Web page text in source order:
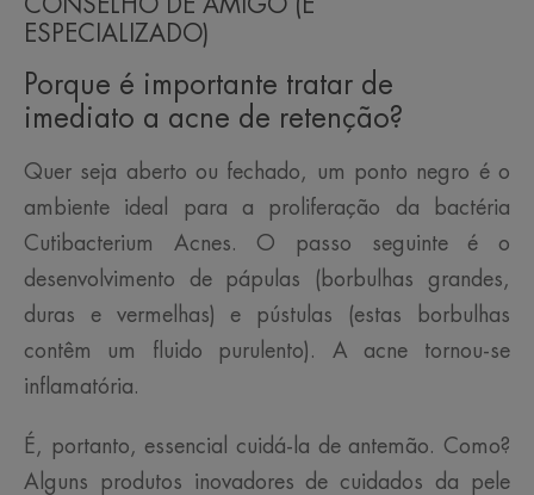
CONSELHO DE AMIGO (E
ESPECIALIZADO)
Porque é importante tratar de
imediato a acne de retenção?
Quer seja aberto ou fechado, um ponto negro é o
ambiente ideal para a proliferação da bactéria
Cutibacterium Acnes. O passo seguinte é o
desenvolvimento de pápulas (borbulhas grandes,
duras e vermelhas) e pústulas (estas borbulhas
contêm um fluido purulento). A acne tornou-se
inflamatória.
É, portanto, essencial cuidá-la de antemão. Como?
Alguns produtos inovadores de cuidados da pele